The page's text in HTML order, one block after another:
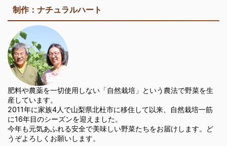
制作：ナチュラルハート
肥料や農薬を一切使用しない「自然栽培」という農法で野菜を生
産しています。
2011年に家族4人で山梨県北杜市に移住して以来、自然栽培一筋
に16年目のシーズンを迎えました。
今年も元気あふれる安全で美味しい野菜たちをお届けします。ど
うぞよろしくお願いします。